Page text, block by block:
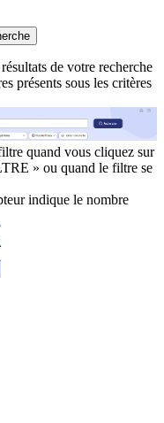
de votre recherche
présents sous les critères
quand vous cliquez sur
» ou quand le filtre se
indique le nombre